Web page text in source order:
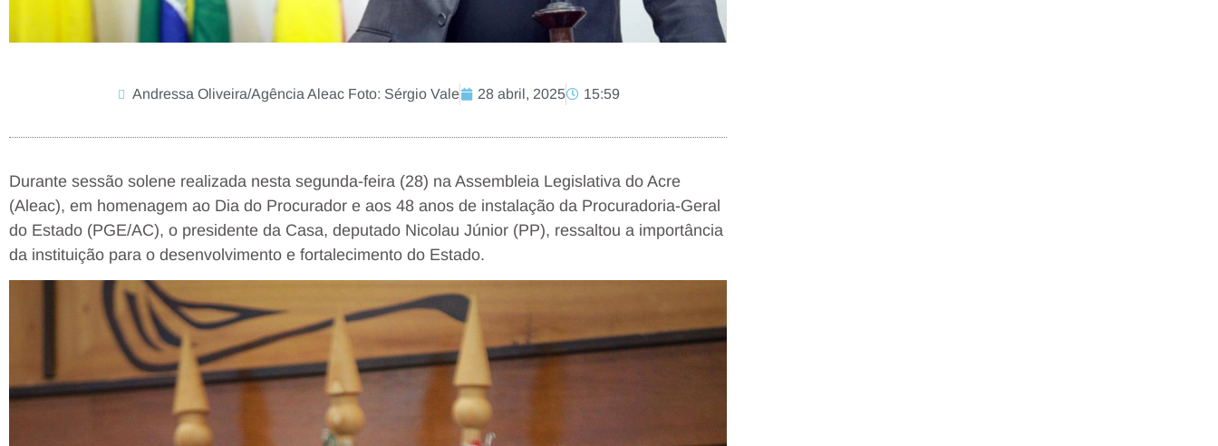
Andressa Oliveira/Agência Aleac Foto: Sérgio Vale 28 abril, 2025 15:59
Durante sessão solene realizada nesta segunda-feira (28) na Assembleia Legislativa do Acre
(Aleac), em homenagem ao Dia do Procurador e aos 48 anos de instalação da Procuradoria-Geral
do Estado (PGE/AC), o presidente da Casa, deputado Nicolau Júnior (PP), ressaltou a importância
da instituição para o desenvolvimento e fortalecimento do Estado.